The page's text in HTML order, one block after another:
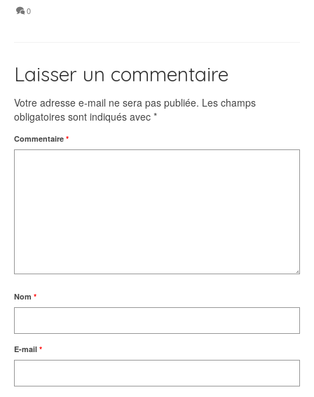
0
Laisser un commentaire
Votre adresse e-mail ne sera pas publiée. Les champs
obligatoires sont indiqués avec *
Commentaire *
Nom *
E-mail *